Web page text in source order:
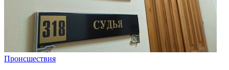
Происшествия